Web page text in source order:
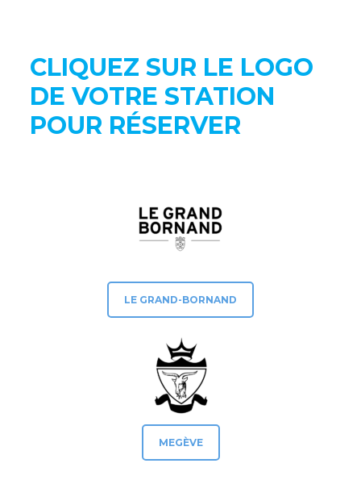
CLIQUEZ SUR LE LOGO
DE VOTRE STATION
POUR RÉSERVER
LE GRAND-BORNAND
MEGÈVE